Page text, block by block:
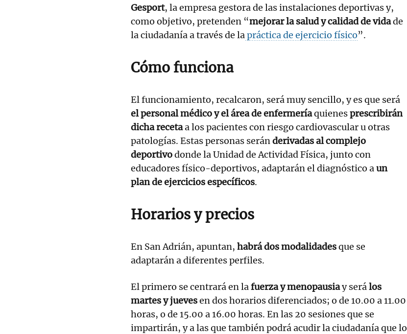
Gesport, la empresa gestora de las instalaciones deportivas y,
como objetivo, pretenden “mejorar la salud y calidad de vidade
la ciudadanía a través de lapráctica de ejercicio físico”.
Cómo funciona
El funcionamiento, recalcaron, será muy sencillo, y es que será
el personal médico y el área de enfermeríaquienesprescribirán
dicha recetaa los pacientes con riesgo cardiovascular u otras
patologías. Estas personas seránderivadas al complejo
deportivodonde la Unidad de Actividad Física, junto con
educadores físico-deportivos, adaptarán el diagnóstico aun
plan de ejercicios específicos.
Horarios y precios
En San Adrián, apuntan, habrá dos modalidadesque se
adaptarán a diferentes perfiles.
El primero se centrará en lafuerza y menopausiay serálos
martes y juevesen dos horarios diferenciados; o de 10.00 a 11.00
horas, o de 15.00 a 16.00 horas. En las 20 sesiones que se
impartirán, y a las que también podrá acudir la ciudadanía que lo